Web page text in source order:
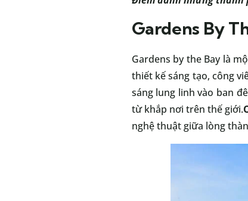
Gardens By
Gardens by the Bay là
thiết kế sáng tạo, công
sáng lung linh vào ban
từ khắp nơi trên thế giới.
nghệ thuật giữa lòng